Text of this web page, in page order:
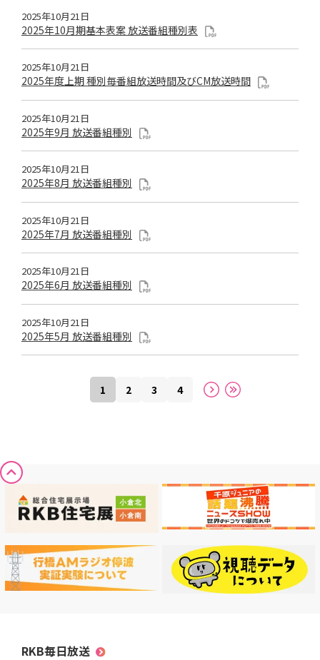
2025年10月21日
2025年10月期基本表案 放送番組種別表
2025年10月21日
2025年度上期 種別毎番組放送時間及びCM放送時間
2025年10月21日
2025年9月 放送番組種別
2025年10月21日
2025年8月 放送番組種別
2025年10月21日
2025年7月 放送番組種別
2025年10月21日
2025年6月 放送番組種別
2025年10月21日
2025年5月 放送番組種別
1 2 3 4
RKB毎日放送